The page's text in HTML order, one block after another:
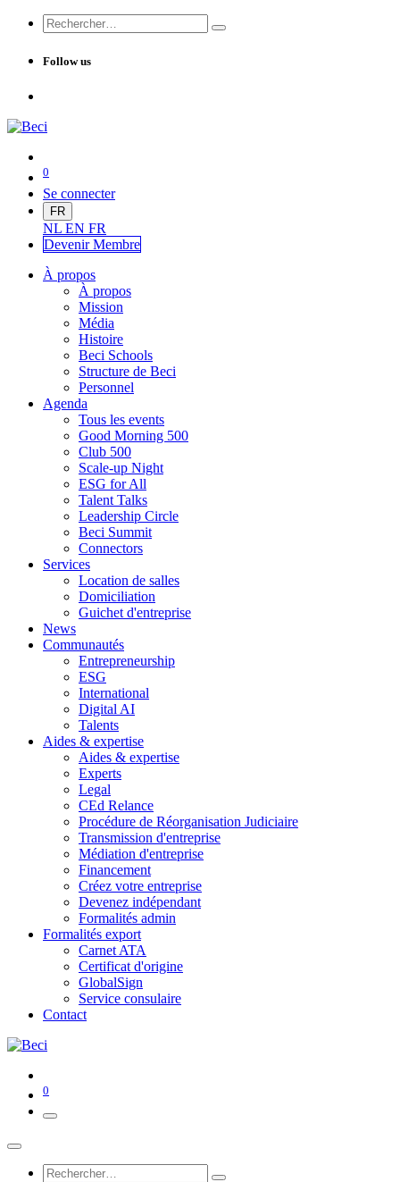
Follow us
0
Se connecter
FR
NL EN FR
Devenir Membre
À propos
À propos
Mission
Média
Histoire
Beci Schools
Structure de Beci
Personnel
Agenda
Tous les events
Good Morning 500
Club 500
Scale-up Night
ESG for All
Talent Talks
Leadership Circle
Beci Summit
Connectors
Services
Location de salles
Domiciliation
Guichet d'entreprise
News
Communautés
Entrepreneurship
ESG
International
Digital AI
Talents
Aides & expertise
Aides & expertise
Experts
Legal
CEd Relance
Procédure de Réorganisation Judiciaire
Transmission d'entreprise
Médiation d'entreprise
Financement
Créez votre entreprise
Devenez indépendant
Formalités admin
Formalités export
Carnet ATA
Certificat d'origine
GlobalSign
Service consulaire
Contact
0